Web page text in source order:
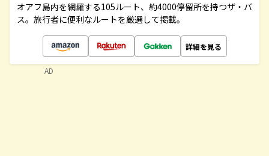
オアフ島内を網羅する105ルート、約4000停留所を持つザ・バ
ス。旅行者に便利なルートを厳選して掲載。
詳細を見る
AD